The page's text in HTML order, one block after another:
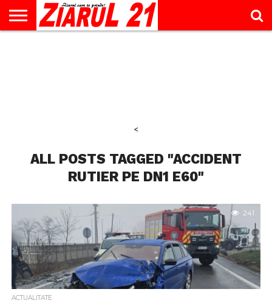
<
ALL POSTS TAGGED "ACCIDENT
RUTIER PE DN1 E60"
241
ACTUALITATE